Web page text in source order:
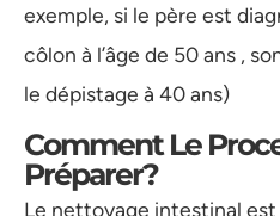
exemple, si le père est
côlon à l’âge de 50 ans ,
le dépistage à 40 ans)
Comment Le
Préparer?
Le nettoyage intestinal